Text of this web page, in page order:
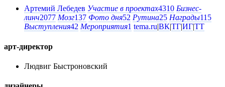
Артемий Лебедев Участие в проектах4310 Бизнес-
линч2077 Мозг137 Фото дня52 Рутина25 Награды115
Выступления42 Мероприятия1 tema.ru|ВК|ТГ|ИГ|ТТ
арт-директор
Людвиг Быстроновский